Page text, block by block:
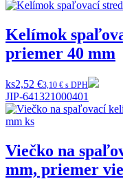
Kelímok
priemer 40 mm
ks2,52 €3,10 € s DPH
JIP-641321000401
Viečko na
mm, priemer